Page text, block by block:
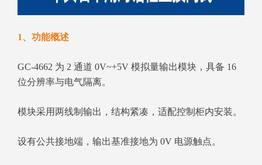
1、功能概述
GC‑4662 为 2 通道 0V~+5V 模拟量输出模块，具备 16
位分辨率与电气隔离。
模块采用两线制输出，结构紧凑，适配控制柜内安装。
设有公共接地端，输出基准接地为 0V 电源触点。